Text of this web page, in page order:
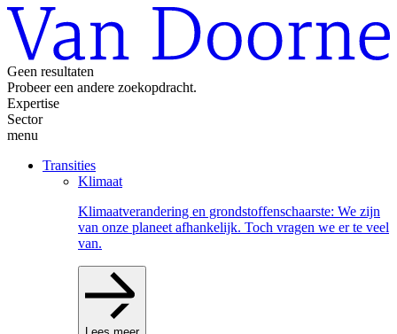
Geen resultaten
Probeer een andere zoekopdracht.
Expertise
Sector
menu
Transities
Klimaat
Klimaatverandering en grondstoffenschaarste: We zijn
van onze planeet afhankelijk. Toch vragen we er te veel
van.